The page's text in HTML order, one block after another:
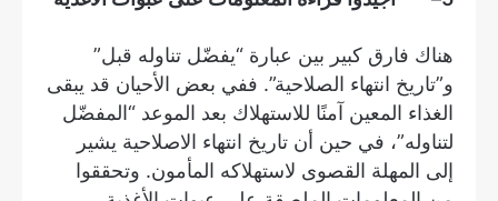
هناك فارق كبير بين عبارة “يفضّل تناوله قبل”
و”تاريخ انتهاء الصلاحية”. ففي بعض الأحيان قد يبقى
الغذاء المعين آمنًا للاستهلاك بعد الموعد “المفضّل
لتناوله”، في حين أن تاريخ انتهاء الاصلاحية يشير
إلى المهلة القصوى لاستهلاكه المأمون. وتحققوا